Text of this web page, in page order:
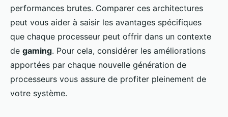
performances brutes. Comparer ces architectures
peut vous aider à saisir les avantages spécifiques
que chaque processeur peut offrir dans un contexte
de gaming. Pour cela, considérer les améliorations
apportées par chaque nouvelle génération de
processeurs vous assure de profiter pleinement de
votre système.